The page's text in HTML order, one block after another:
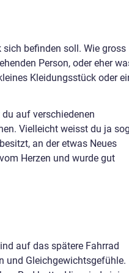
befinden soll. Wie gross
Person, oder eher
Kleidungsstück oder
auf verschiedenen
Vielleicht weisst du ja
an der etwas Neues
Herzen und wurde gut
auf das spätere Fahrrad
und Gleichgewichtsgefühle.